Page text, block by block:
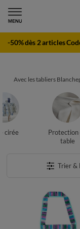
-50% dès 2 articles
Avec les tabliers
cirée
Protection
table
Trier &